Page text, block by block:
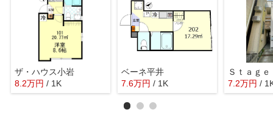
ザ・ハウス小岩
8.2万円 / 1K
ベーネ平井
7.6万円 / 1K
Ｓｔａｇ
7.2万円 /